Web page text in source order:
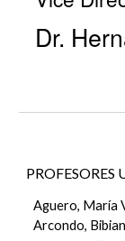
Dr.
Aguero, María
Arcondo,